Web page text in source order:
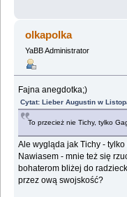
olkapolka
YaBB Administrator
Fajna anegdotka;)
Cytat: Lieber Augustin w
To przecież nie Tichy, tylko
Ale wygląda jak Tichy -
Nawiasem - mnie też się
bohaterom bliżej do
przez ową swojskość?